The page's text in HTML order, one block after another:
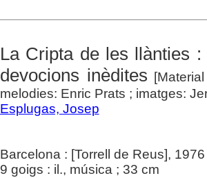
La Cripta de les llànties
devocions inèdites
melodies: Enric Prats ; imatges:
Esplugas, Josep
Barcelona : [Torrell de Reus], 1976
9 goigs : il., música ; 33 cm